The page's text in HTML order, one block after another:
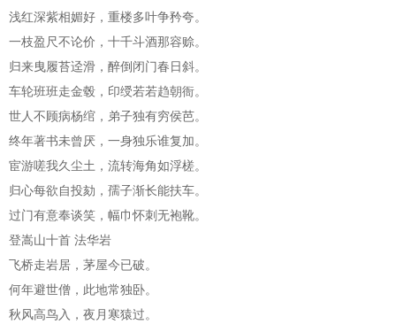
浅红深紫相媚好，重楼多叶争矜夸。
一枝盈尺不论价，十千斗酒那容赊。
归来曳履苔迳滑，醉倒闭门春日斜。
车轮班班走金毂，印绶若若趋朝衙。
世人不顾病杨绾，弟子独有穷侯芭。
终年著书未曾厌，一身独乐谁复加。
宦游嗟我久尘土，流转海角如浮槎。
归心每欲自投劾，孺子渐长能扶车。
过门有意奉谈笑，幅巾怀刺无袍靴。
登嵩山十首 法华岩
飞桥走岩居，茅屋今已破。
何年避世僧，此地常独卧。
秋风高鸟入，夜月寒猿过。